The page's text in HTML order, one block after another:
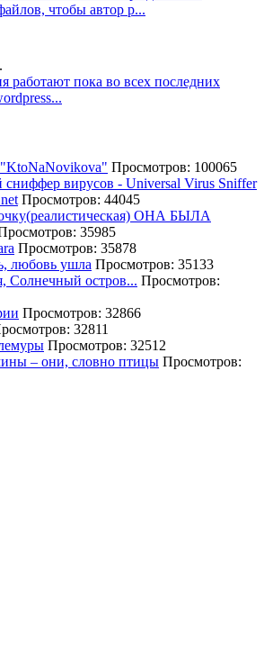
чтобы автор р...
работают пока во всех последних
Просмотров: 100065
сниффер вирусов - Universal Virus Sniffer
Просмотров: 44045
ОНА БЫЛА
35985
Просмотров: 35878
любовь ушла Просмотров: 35133
Солнечный остров... Просмотров:
Просмотров: 32866
32811
Просмотров: 32512
– они, словно птицы Просмотров: